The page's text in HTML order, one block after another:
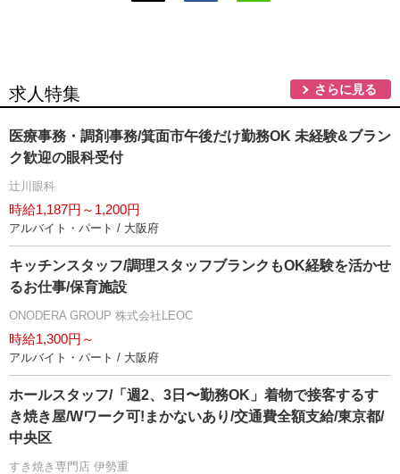
求人特集 さらに見る
医療事務・調剤事務/箕面市午後だけ勤務OK 未経験&ブラン
ク歓迎の眼科受付
辻川眼科
時給1,187円～1,200円
アルバイト・パート / 大阪府
キッチンスタッフ/調理スタッフブランクもOK経験を活かせ
るお仕事/保育施設
ONODERA GROUP 株式会社LEOC
時給1,300円～
アルバイト・パート / 大阪府
ホールスタッフ/「週2、3日〜勤務OK」着物で接客するす
き焼き屋/Wワーク可!まかないあり/交通費全額支給/東京都/
中央区
すき焼き専門店 伊勢重